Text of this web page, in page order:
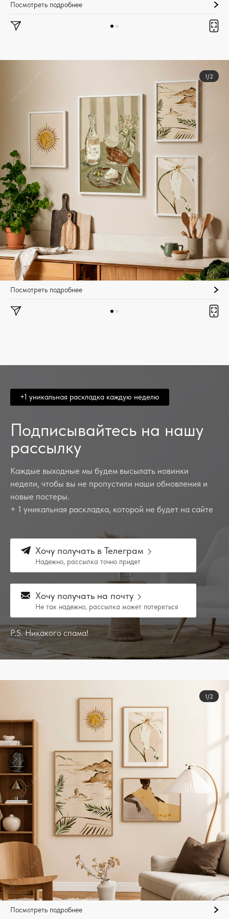
Посмотреть подробнее
1/2
Посмотреть подробнее
+1 уникальная раскладка каждую неделю
Подписывайтесь на нашу
рассылку
Каждые выходные мы будем высылать новинки
недели, чтобы вы не пропустили наши обновления и
новые постеры.
+ 1 уникальная раскладка, которой не будет на сайте
Хочу получать в Телеграм
Надежно, рассылка точно придет
Хочу получать на почту
Не так надежно, рассылка может потеряться
P.S. Никакого спама!
1/2
Посмотреть подробнее